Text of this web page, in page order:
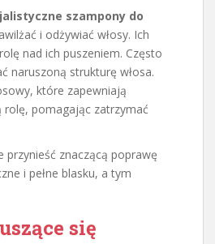
szampony do
i odżywiać włosy. Ich
nad ich puszeniem. Często
naruszoną strukturę włosa.
które zapewniają
pomagając zatrzymać
znaczącą poprawę
i pełne blasku, a tym
się